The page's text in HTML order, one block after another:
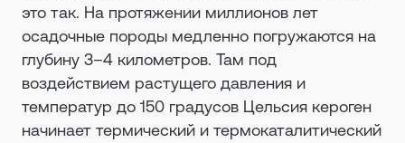
это так. На протяжении миллионов лет
осадочные породы медленно погружаются на
глубину 3–4 километров. Там под
воздействием растущего давления и
температур до 150 градусов Цельсия кероген
начинает термический и термокаталитический